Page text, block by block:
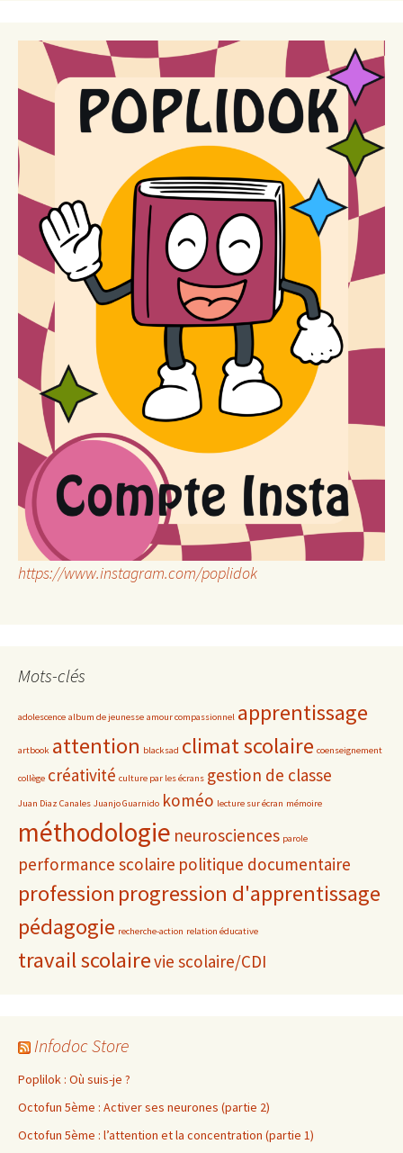
https://www.instagram.com/poplidok
Mots-clés
adolescence album de jeunesse amour compassionnel apprentissage
artbook attention blacksad climat scolaire coenseignement
collège créativité culture par les écrans gestion de classe
Juan Diaz Canales Juanjo Guarnido koméo lecture sur écran mémoire
méthodologie neurosciences parole
performance scolaire politique documentaire
profession progression d'apprentissage
pédagogie recherche-action relation éducative
travail scolairevie scolaire/CDI
Infodoc Store
Poplilok : Où suis-je ?
Octofun 5ème : Activer ses neurones (partie 2)
Octofun 5ème : l’attention et la concentration (partie 1)